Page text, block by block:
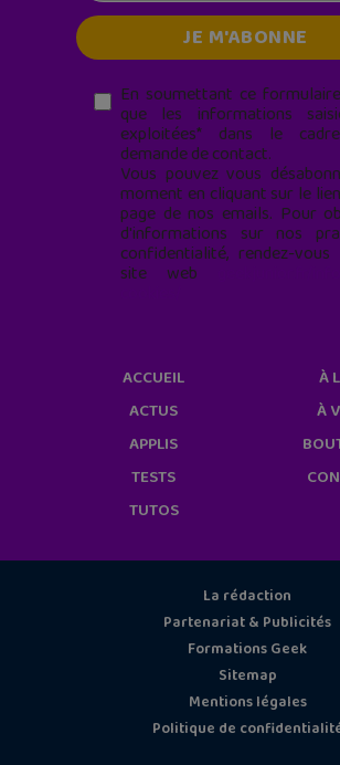
En soumettant ce
que les informations
exploitées* dans le
demande de contact.
Vous pouvez vous
moment en cliquant sur le
page de nos emails. Pour
d'informations sur nos
confidentialité, rendez-
site web
ACCUEIL
ACTUS
APPLIS
TESTS
TUTOS
À
À
La rédaction
Partenariat & Publicités
Formations Geek
Sitemap
Mentions légales
Politique de